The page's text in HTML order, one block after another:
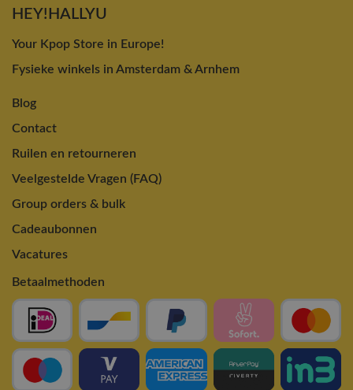
HEY!HALLYU
Your Kpop Store in Europe!
Fysieke winkels in Amsterdam & Arnhem
Blog
Contact
Ruilen en retourneren
Veelgestelde Vragen (FAQ)
Group orders & bulk
Cadeaubonnen
Vacatures
Betaalmethoden